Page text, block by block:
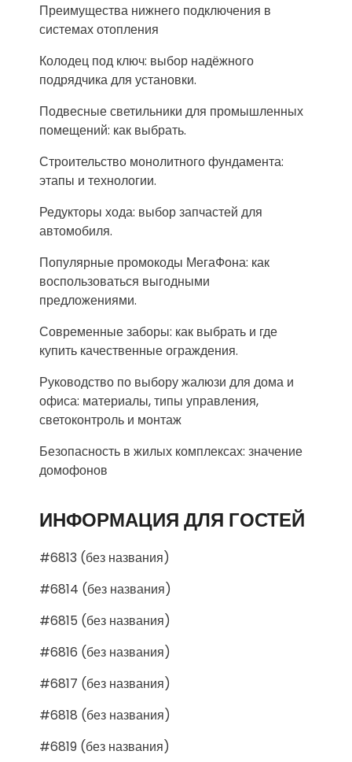
Преимущества нижнего подключения в
системах отопления
Колодец под ключ: выбор надёжного
подрядчика для установки.
Подвесные светильники для промышленных
помещений: как выбрать.
Строительство монолитного фундамента:
этапы и технологии.
Редукторы хода: выбор запчастей для
автомобиля.
Популярные промокоды МегаФона: как
воспользоваться выгодными
предложениями.
Современные заборы: как выбрать и где
купить качественные ограждения.
Руководство по выбору жалюзи для дома и
офиса: материалы, типы управления,
светоконтроль и монтаж
Безопасность в жилых комплексах: значение
домофонов
ИНФОРМАЦИЯ ДЛЯ ГОСТЕЙ
#6813 (без названия)
#6814 (без названия)
#6815 (без названия)
#6816 (без названия)
#6817 (без названия)
#6818 (без названия)
#6819 (без названия)